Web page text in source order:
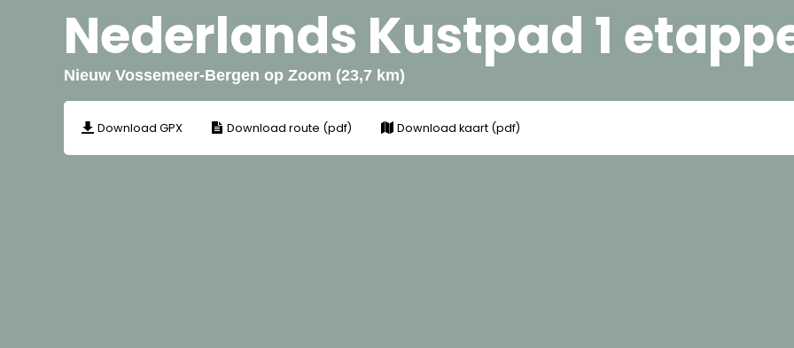
Nederlands Kustpad 1
Nieuw Vossemeer-Bergen op Zoom (23,7 km)
Download GPX Download route (pdf) Download kaart (pdf)